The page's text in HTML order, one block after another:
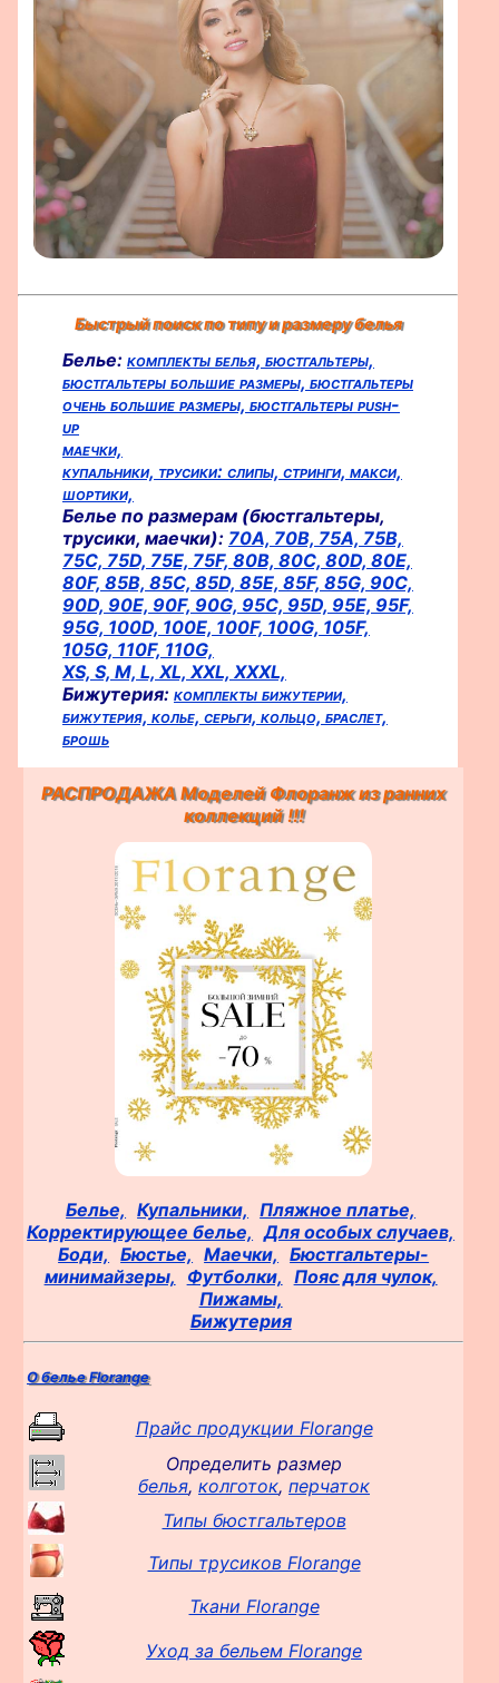
Быстрый поиск по типу и размеру белья
Белье: комплекты белья, бюстгальтеры,
бюстгальтеры большие размеры, бюстгальтеры
очень большие размеры, бюстгальтеры push-
up
маечки,
купальники, трусики: слипы, стринги, макси,
шортики,
Белье по размерам (бюстгальтеры,
трусики, маечки): 70A, 70B, 75A, 75B,
75C, 75D, 75E, 75F, 80B, 80C, 80D, 80E,
80F, 85B, 85C, 85D, 85E, 85F, 85G, 90C,
90D, 90E, 90F, 90G, 95C, 95D, 95E, 95F,
95G, 100D, 100E, 100F, 100G, 105F,
105G, 110F, 110G,
XS, S, M, L, XL, XXL, XXXL,
Бижутерия: комплекты бижутерии,
бижутерия, колье, серьги, кольцо, браслет,
брошь
РАСПРОДАЖА Моделей Флоранж из ранних
коллекций !!!
Белье, Купальники,
Пляжное платье,
Корректирующее белье,
Для особых случаев,
Боди,
Бюстье, Маечки,
Бюстгальтеры-
минимайзеры,
Футболки, Пояс для чулок,
Пижамы,
Бижутерия
О белье Florange
Прайс продукции Florange
Определить размер
белья, колготок, перчаток
Типы бюстгальтеров
Типы трусиков Florange
Ткани Florange
Уход за бельем Florange